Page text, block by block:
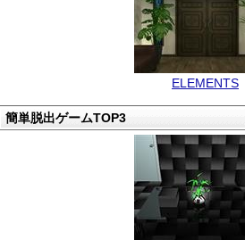
ELEMENTS
簡単脱出ゲームTOP3